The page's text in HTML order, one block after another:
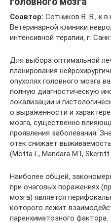
Соавтор: Сотников В. В.,
Ветеринарной клиники
интенсивной терапии, г.
Для выбора оптимальной
планирования
опухолях головного мозга
полную диагностическую
локализации и
о выраженности и
мозга, существенно
проявления заболевания.
отек снижает
(Motta L, Mandara MT, Skerritt
Наиболее общей,
при очаговых поражениях
мозга) является
которого лежит
паренхиматозного фактора.